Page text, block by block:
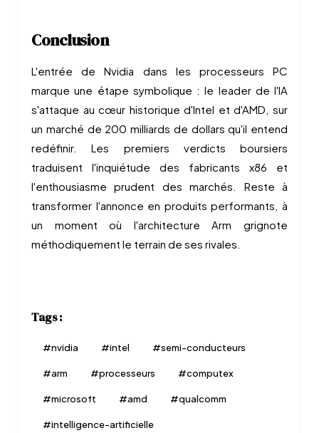
Conclusion
L'entrée de Nvidia dans les processeurs PC
marque une étape symbolique : le leader de l'IA
s'attaque au cœur historique d'Intel et d'AMD, sur
un marché de 200 milliards de dollars qu'il entend
redéfinir. Les premiers verdicts boursiers
traduisent l'inquiétude des fabricants x86 et
l'enthousiasme prudent des marchés. Reste à
transformer l'annonce en produits performants, à
un moment où l'architecture Arm grignote
méthodiquement le terrain de ses rivales.
Tags :
#nvidia #intel #semi-conducteurs
#arm #processeurs #computex
#microsoft #amd #qualcomm
#intelligence-artificielle